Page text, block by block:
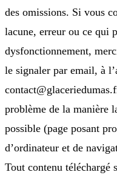
des omissions. Si vous
lacune, erreur ou ce qui
dysfonctionnement,
le signaler par email, à
problème de la manière
possible (page posant
d’ordinateur et de
Tout contenu téléchargé